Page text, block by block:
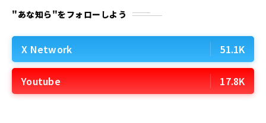
"あな知ら"をフォローしよう
X Network 51.1K
Youtube 17.8K